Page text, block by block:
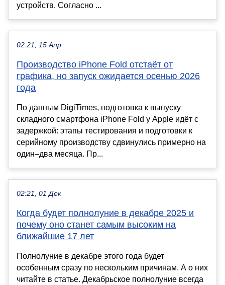
устройств. Согласно ...
02:21, 15 Апр
Производство iPhone Fold отстаёт от
графика, но запуск ожидается осенью 2026
года
По данным DigiTimes, подготовка к выпуску
складного смартфона iPhone Fold у Apple идёт с
задержкой: этапы тестирования и подготовки к
серийному производству сдвинулись примерно на
один–два месяца. Пр...
02:21, 01 Дек
Когда будет полнолуние в декабре 2025 и
почему оно станет самым высоким на
ближайшие 17 лет
Полнолуние в декабре этого года будет
особенным сразу по нескольким причинам. А о них
читайте в статье. Декабрьское полнолуние всегда